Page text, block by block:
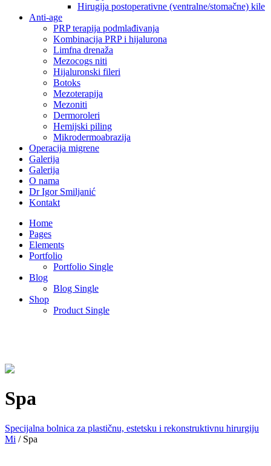
Hirugija postoperativne (ventralne/stomačne) kile
Anti-age
PRP terapija podmlađivanja
Kombinacija PRP i hijalurona
Limfna drenaža
Mezocogs niti
Hijaluronski fileri
Botoks
Mezoterapija
Mezoniti
Dermoroleri
Hemijski piling
Mikrodermoabrazija
Operacija migrene
Galerija
Galerija
O nama
Dr Igor Smiljanić
Kontakt
Home
Pages
Elements
Portfolio
Portfolio Single
Blog
Blog Single
Shop
Product Single
Spa
Specijalna bolnica za plastičnu, estetsku i rekonstruktivnu hirurgiju
Mi / Spa